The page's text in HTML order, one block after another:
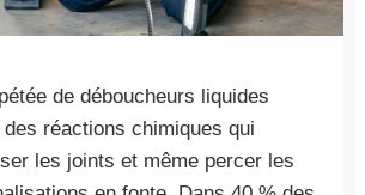
de déboucheurs liquides
réactions chimiques qui
les joints et même percer les